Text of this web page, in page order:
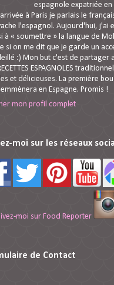
espagnole expatriée en
à Paris je parlais le
l'espagnol. Aujourd'hui, j'ai
à « soumettre » la langue de
si on me dit que je garde un
:) Mon but c'est de partager
ESPAGNOLES
et délicieuses. La première
en Espagne. Promis !
mon profil complet
moi sur les réseaux
de Contact